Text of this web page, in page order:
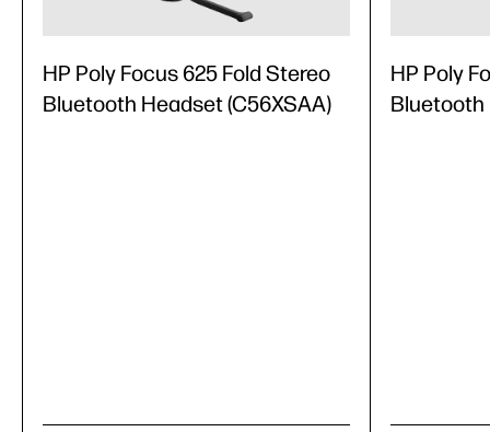
HP Poly Focus 625 Fold Stereo
Bluetooth Headset (C56XSAA)
HP Poly
Bluetooth